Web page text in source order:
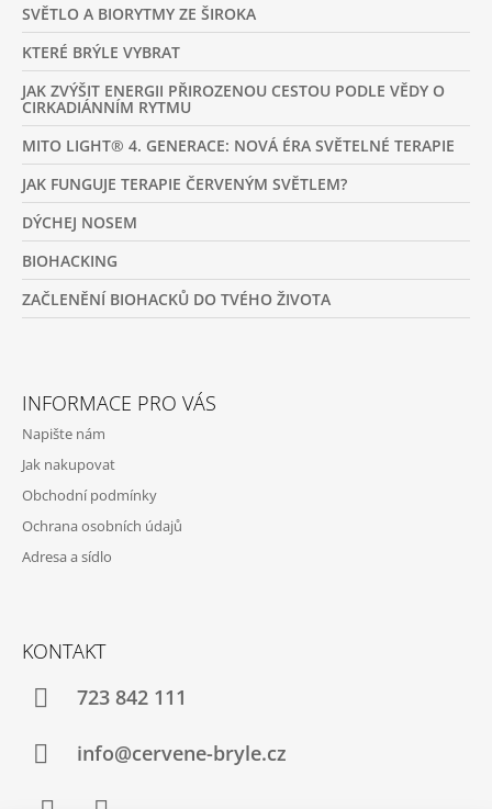
SVĚTLO A BIORYTMY ZE ŠIROKA
KTERÉ BRÝLE VYBRAT
JAK ZVÝŠIT ENERGII PŘIROZENOU CESTOU PODLE VĚDY O
CIRKADIÁNNÍM RYTMU
MITO LIGHT® 4. GENERACE: NOVÁ ÉRA SVĚTELNÉ TERAPIE
JAK FUNGUJE TERAPIE ČERVENÝM SVĚTLEM?
DÝCHEJ NOSEM
BIOHACKING
ZAČLENĚNÍ BIOHACKŮ DO TVÉHO ŽIVOTA
INFORMACE PRO VÁS
Napište nám
Jak nakupovat
Obchodní podmínky
Ochrana osobních údajů
Adresa a sídlo
KONTAKT
723 842 111
info@cervene-bryle.cz